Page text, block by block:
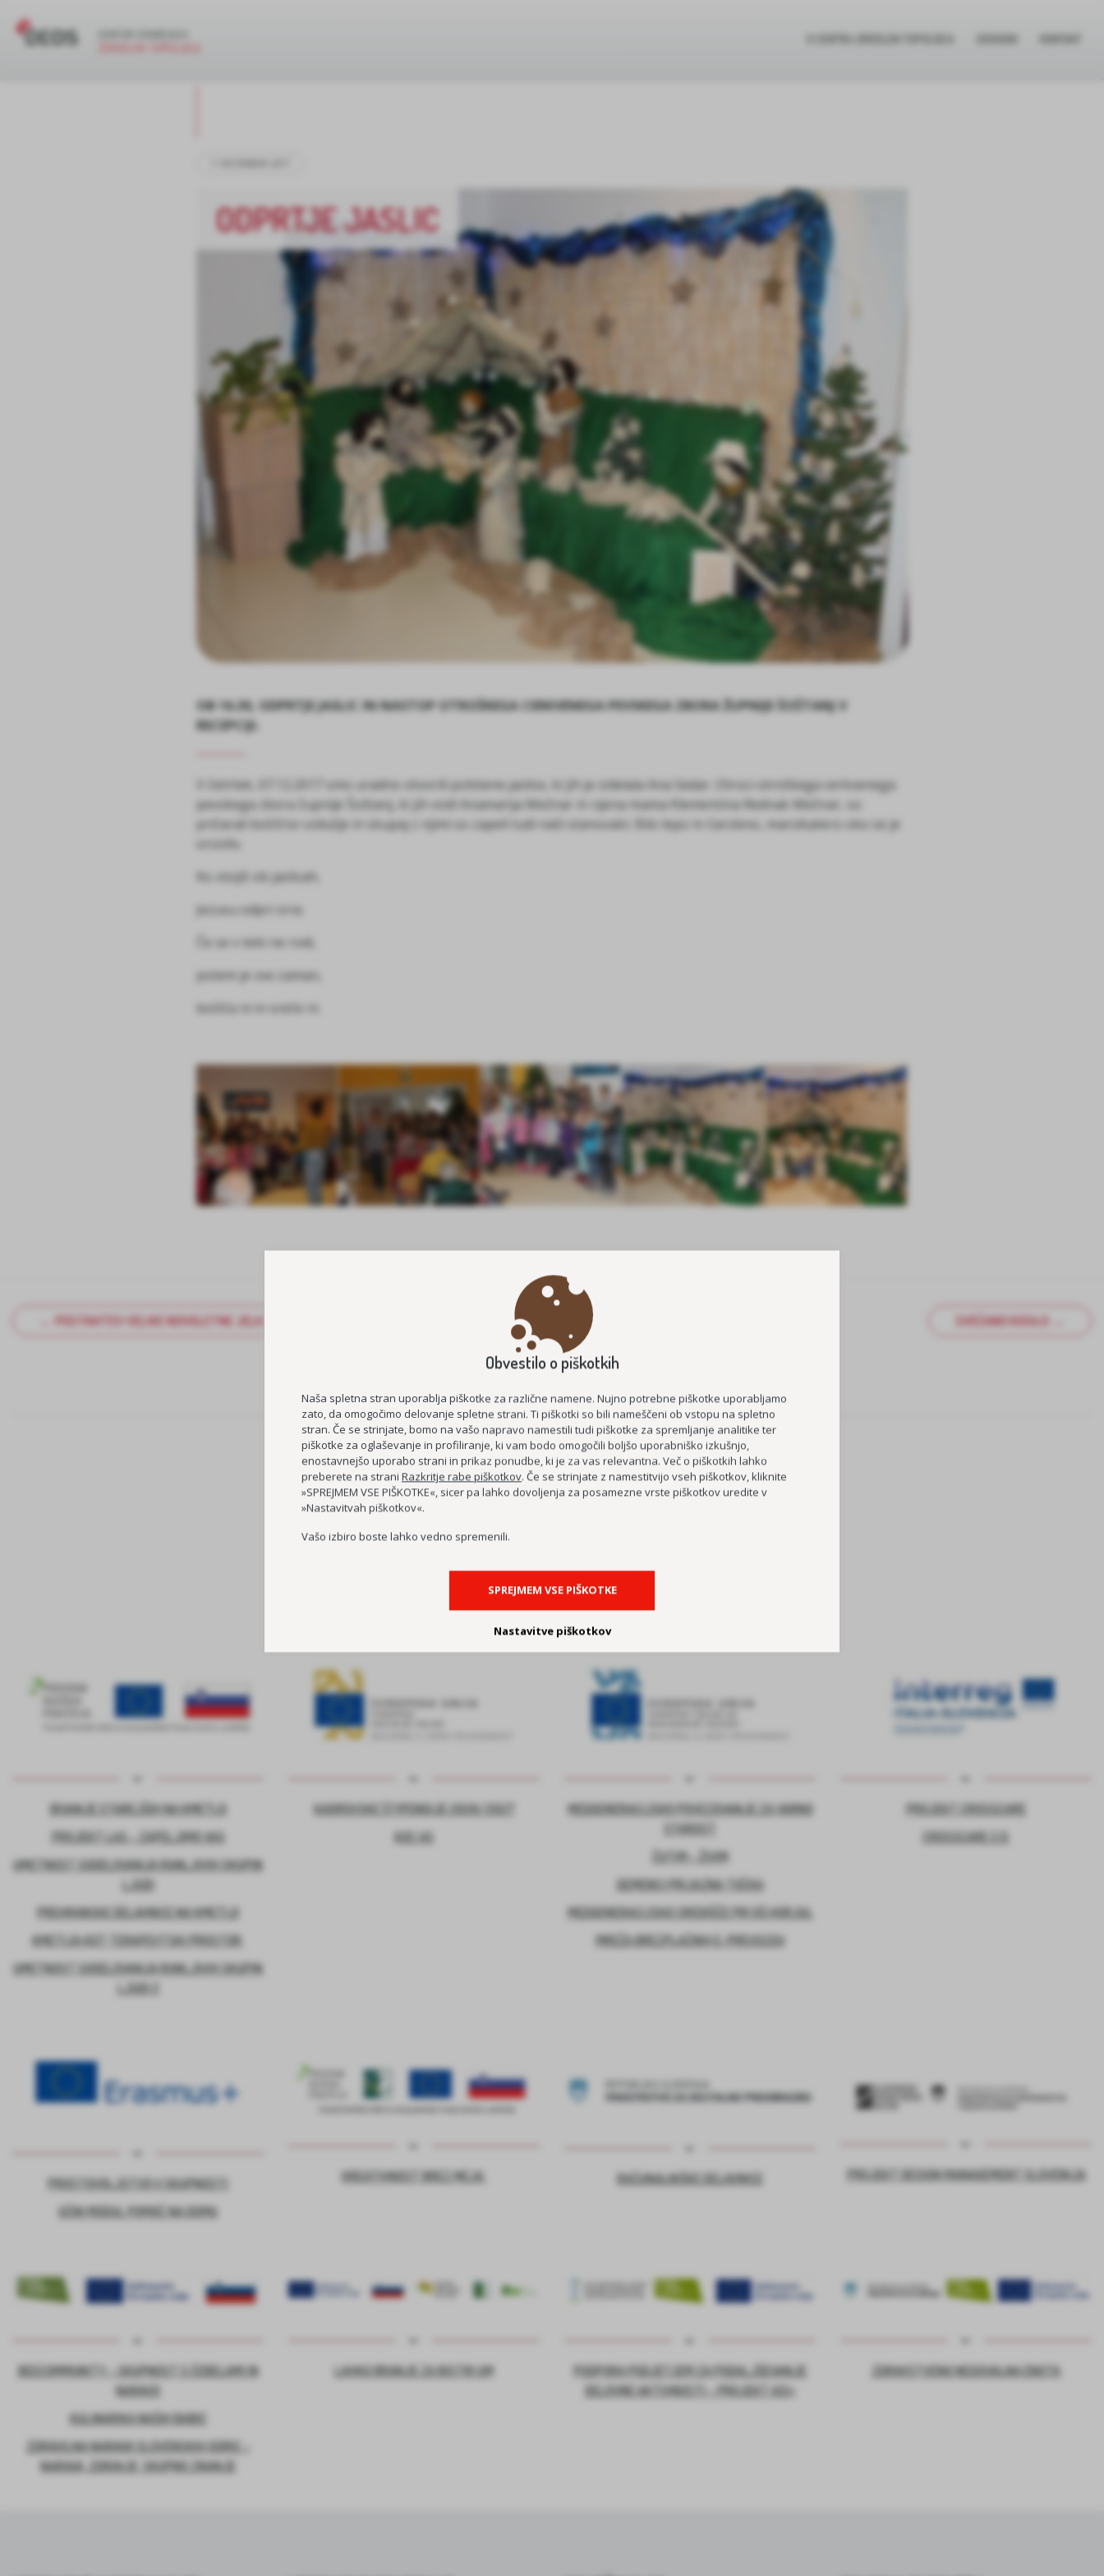
ODPRTJE JASLIC
OB 16.30, ODPRTJE JASLIC IN NASTOP OTROŠKEGA CERKVENEGA PEVSKEGA ZBORA ŽUPNIJE ŠOŠTANJ V
RECEPCIJI.
V četrtek, 07.12.2017 smo uradno otvorili polstene jaslice, ki jih je izdelala Ana Sedar. Otroci otroškega cerkvenega
pevskega zbora župnije Šoštanj, ki jih vodi Anamarija Mežnar in njena mama Klementina Rednak Mežnar, so
pričarali božično vzdušje in skupaj z njimi so zapeli tudi naši stanovalci. Bilo lepo in čarobno, marsikatero oko se je
orosilo.
Ko stojiš ob jaslicah,
Jezusu odpri srce.
Če se v tebi ne rodi,
potem je vse zaman,
božiča ni in sreče ni.
← POSTAVITEV VELIKE NOVOLETNE JELKE SVEČANO KOSILO →
NAZAJ
PROJEKTI
BIVANJE STAREJŠIH NA KMETIJI
PROJEKT LAS – ZAPELJIMO VAS
UMETNOST SODELOVANJA RANLJIVIH SKUPIN
LJUDI
PREHRANSKE DELAVNICE NA KMETIJI
KMETIJA KOT TERAPEVTSKI PROSTOR
UMETNOST SODELOVANJA RANLJIVIH SKUPIN
LJUDI 2
KADROVSKE ŠTIPENDIJE 2026/2027
KOC AS
MEDGENERACIJSKO POVEZOVANJE ZA VARNO
STAROST
ČUTIM – ŽIVIM
DEMENCI PRIJAZNA TOČKA
MEDGENERACIJSKO SREDIŠČE PRI OŠ HORJUL
MREŽA BREZPLAČNIH E-PREVOZOV
PROJEKT CROSSCARE
CROSSCARE 2.0
PROSTOVOLJSTVO V SKUPNOSTI
UČNI MODUL POMOČ NA DOMU
KREATIVNOST BREZ MEJA RAČUNALNIŠKE DELAVNICE PROJEKT DESIGN MANAGEMENT SLOVENIJA
BEECOMMUNITY – SKUPNOST S ČEBELAMI IN
NARAVO
KULINARIKA NAŠIH BABIC
ZDRAVILNA NARAVA SLOVENSKIH GORIC –
NARAVA, ZDRAVJE, SKUPNO ZNANJE
LAHKO BRANJE ZA BISTRI UM
PODPORA PODJETJEM ZA PODALJŠEVANJE
DELOVNE AKTIVNOSTI – PROJEKT ASI+
ZDRAVSTVENO NEGOVALNA ENOTA
Obvestilo o piškotkih
Naša spletna stran uporablja piškotke za različne namene. Nujno potrebne piškotke uporabljamo
zato, da omogočimo delovanje spletne strani. Ti piškotki so bili nameščeni ob vstopu na spletno
stran. Če se strinjate, bomo na vašo napravo namestili tudi piškotke za spremljanje analitike ter
piškotke za oglaševanje in profiliranje, ki vam bodo omogočili boljšo uporabniško izkušnjo,
enostavnejšo uporabo strani in prikaz ponudbe, ki je za vas relevantna. Več o piškotkih lahko
preberete na strani Razkritje rabe piškotkov. Če se strinjate z namestitvijo vseh piškotkov, kliknite
»SPREJMEM VSE PIŠKOTKE«, sicer pa lahko dovoljenja za posamezne vrste piškotkov uredite v
»Nastavitvah piškotkov«.
Vašo izbiro boste lahko vedno spremenili.
SPREJMEM VSE PIŠKOTKE
Nastavitve piškotkov